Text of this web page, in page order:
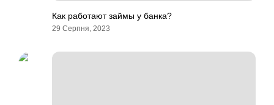
Как работают займы у банка?
29 Серпня, 2023